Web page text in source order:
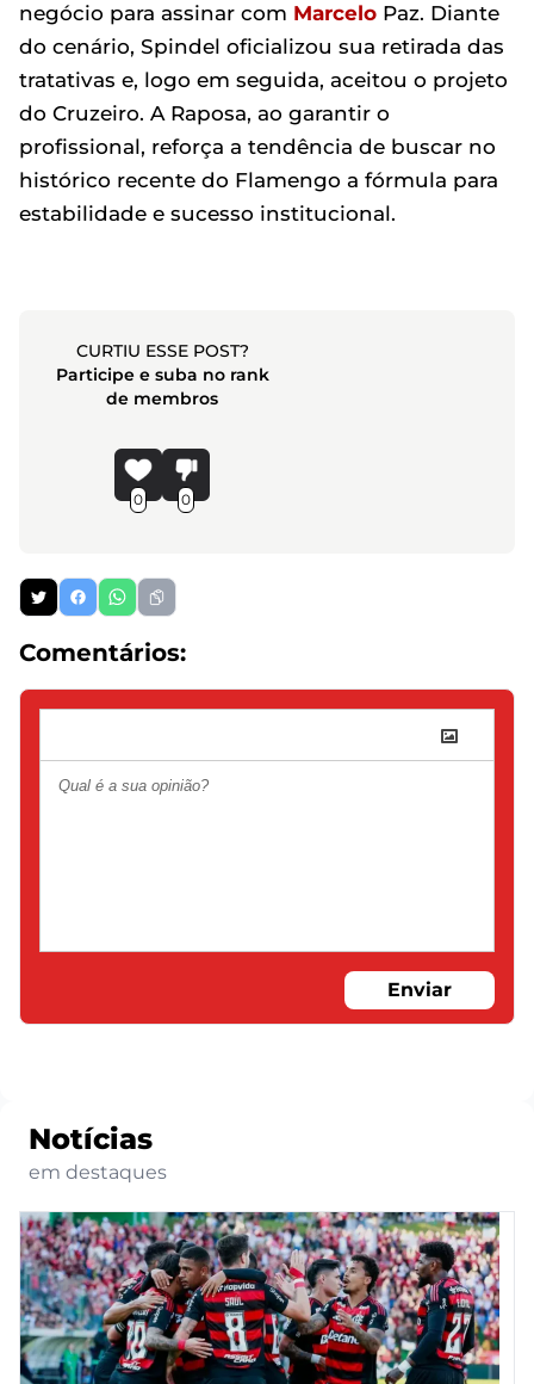
negócio para assinar com Marcelo Paz. Diante
do cenário, Spindel oficializou sua retirada das
tratativas e, logo em seguida, aceitou o projeto
do Cruzeiro. A Raposa, ao garantir o
profissional, reforça a tendência de buscar no
histórico recente do Flamengo a fórmula para
estabilidade e sucesso institucional.
CURTIU ESSE POST?
Participe e suba no rank
de membros
0 0
Comentários:
Enviar
Notícias
em destaques